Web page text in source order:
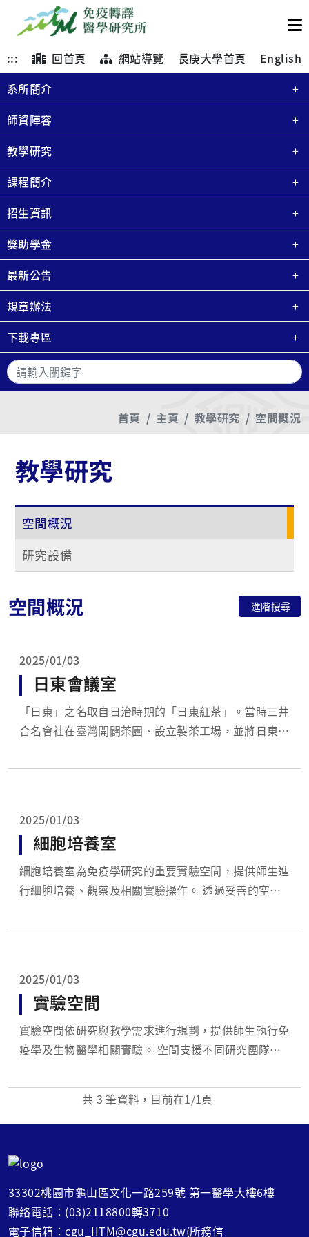
::: 回首頁 網站導覽 長庚大學首頁
English
系所簡介
師資陣容
教學研究
課程簡介
招生資訊
獎助學金
最新公告
規章辦法
下載專區
搜
首頁 主頁 教學研究 空間概況
教學研究
空間概況
研究設備
空間概況 進階搜尋
2025/01/03
日東會議室
「日東」之名取自日治時期的「日東紅茶」。當時三井
合名會社在臺灣開闢茶園、設立製茶工場，並將日東紅
發展的歷史記憶，也象徵跨域交流與知識匯聚。 空間
作契機...
2025/01/03
細胞培養室
細胞培養室為免疫學研究的重要實驗空間，提供師生進
行細胞培養、觀察及相關實驗操作。 透過妥善的空間
免疫反應、疾病機制及藥物作用等研究。 此空間亦著
2025/01/03
實驗空間
實驗空間依研究與教學需求進行規劃，提供師生執行免
疫學及生物醫學相關實驗。 空間支援不同研究團隊進
跨領域合作，促進研究經驗與技術交流。 完善的研究
環境有助於學生將理論轉化為實務，逐步培養獨立研究
與解決問題的能力。
共 3 筆資料，目前在1/1頁
33302桃園市龜山區文化一路259號 第一醫學大樓6樓
聯絡電話：(03)2118800轉3710
電子信箱：cgu_IITM@cgu.edu.tw(所務信